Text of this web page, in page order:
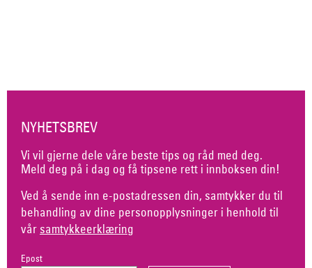
NYHETSBREV
Vi vil gjerne dele våre beste tips og råd med deg.
Meld deg på i dag og få tipsene rett i innboksen din!
Ved å sende inn e-postadressen din, samtykker du til
behandling av dine personopplysninger i henhold til
vår samtykkeerklæring
Epost